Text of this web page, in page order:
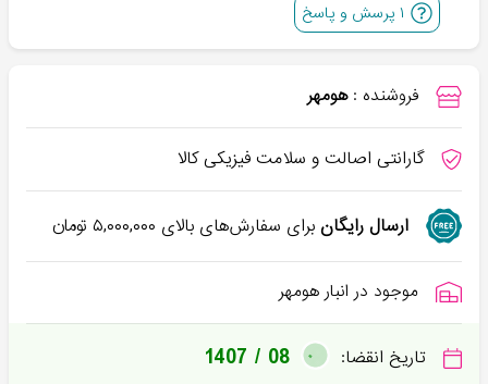
۱ پرسش و پاسخ
فروشنده : هومهر
گارانتی اصالت و سلامت فیزیکی کالا
ارسال رایگانبرای سفارش‌های بالای ۵,۰۰۰,۰۰۰تومان
موجود در انبار هومهر
تاریخ انقضا: 1407 / 08